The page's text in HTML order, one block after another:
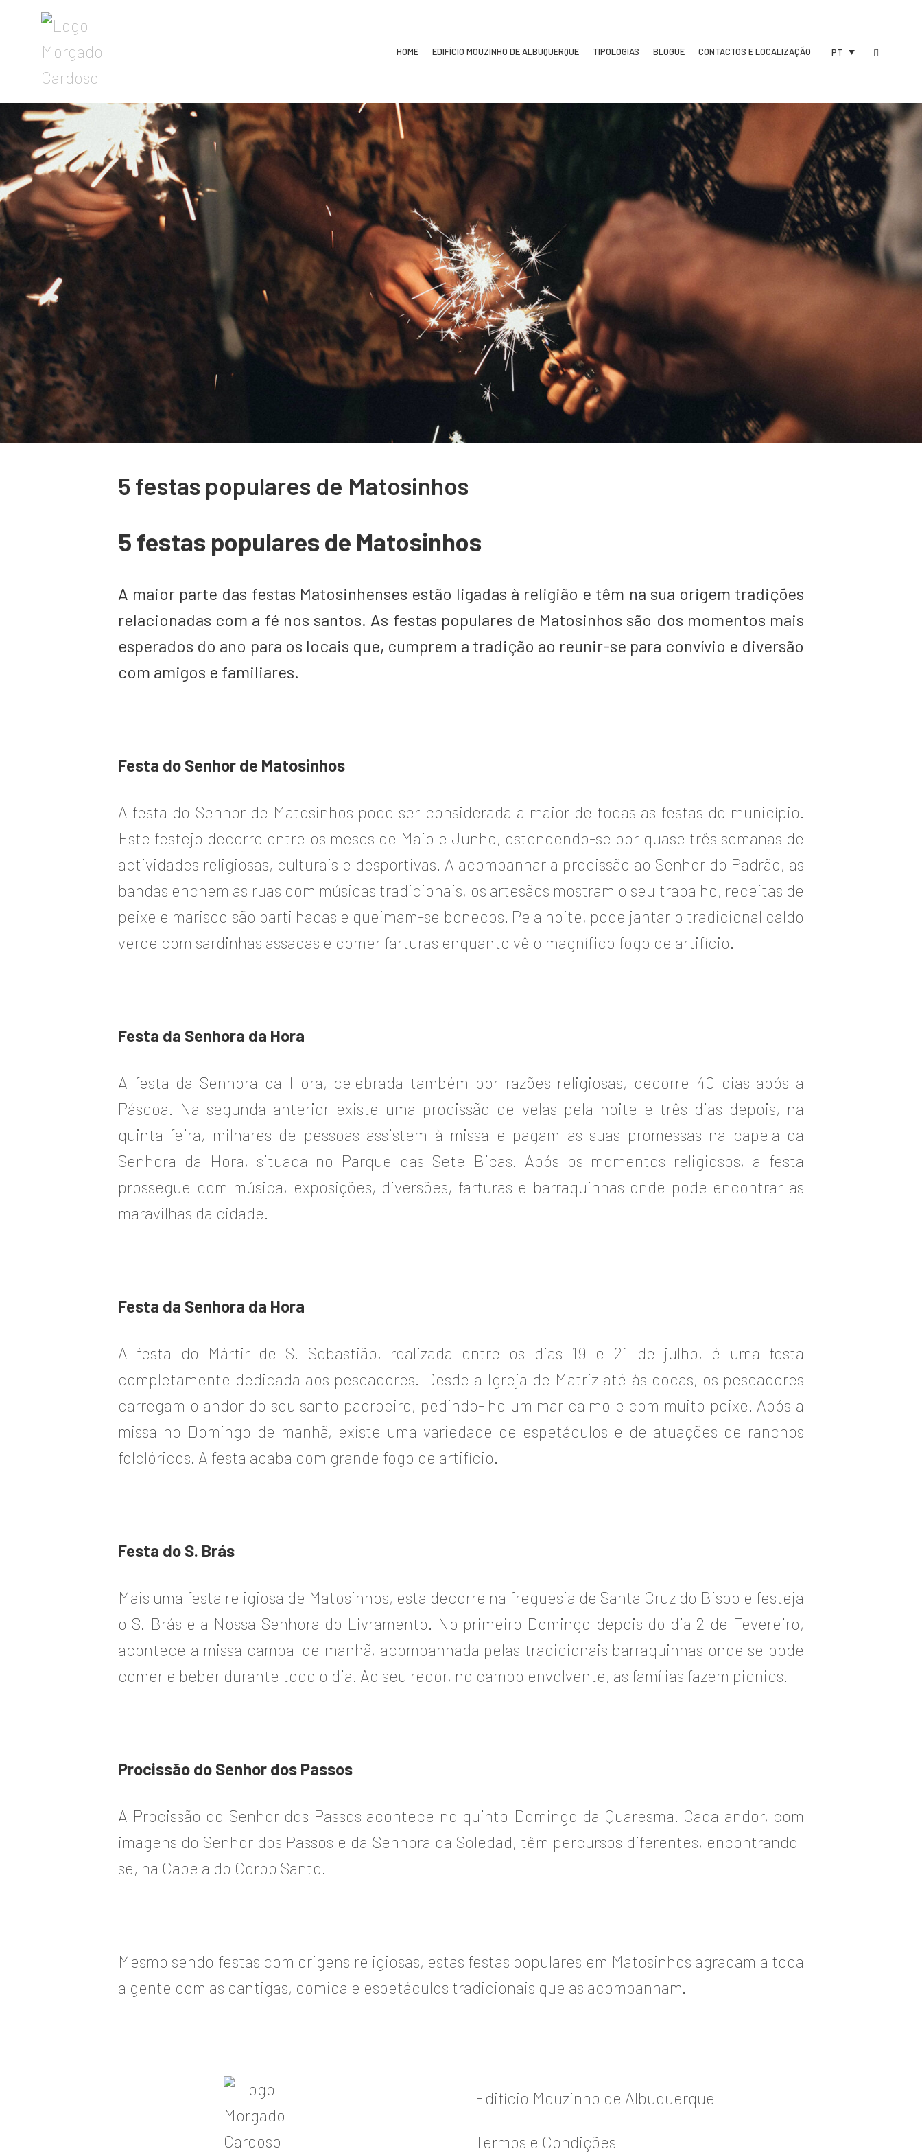
HOME EDIFÍCIO MOUZINHO DE ALBUQUERQUE TIPOLOGIAS BLOGUE CONTACTOS E LOCALIZAÇÃO PT
5 festas populares de Matosinhos
5 festas populares de Matosinhos
A maior parte das festas Matosinhenses estão ligadas à religião e têm na sua origem tradições
relacionadas com a fé nos santos. As festas populares de Matosinhos são dos momentos mais
esperados do ano para os locais que, cumprem a tradição ao reunir-se para convívio e diversão
com amigos e familiares.
Festa do Senhor de Matosinhos
A festa do Senhor de Matosinhos pode ser considerada a maior de todas as festas do município.
Este festejo decorre entre os meses de Maio e Junho, estendendo-se por quase três semanas de
actividades religiosas, culturais e desportivas. A acompanhar a procissão ao Senhor do Padrão, as
bandas enchem as ruas com músicas tradicionais, os artesãos mostram o seu trabalho, receitas de
peixe e marisco são partilhadas e queimam-se bonecos. Pela noite, pode jantar o tradicional caldo
verde com sardinhas assadas e comer farturas enquanto vê o magnífico fogo de artifício.
Festa da Senhora da Hora
A festa da Senhora da Hora, celebrada também por razões religiosas, decorre 40 dias após a
Páscoa. Na segunda anterior existe uma procissão de velas pela noite e três dias depois, na
quinta-feira, milhares de pessoas assistem à missa e pagam as suas promessas na capela da
Senhora da Hora, situada no Parque das Sete Bicas. Após os momentos religiosos, a festa
prossegue com música, exposições, diversões, farturas e barraquinhas onde pode encontrar as
maravilhas da cidade.
Festa da Senhora da Hora
A festa do Mártir de S. Sebastião, realizada entre os dias 19 e 21 de julho, é uma festa
completamente dedicada aos pescadores. Desde a Igreja de Matriz até às docas, os pescadores
carregam o andor do seu santo padroeiro, pedindo-lhe um mar calmo e com muito peixe. Após a
missa no Domingo de manhã, existe uma variedade de espetáculos e de atuações de ranchos
folclóricos. A festa acaba com grande fogo de artifício.
Festa do S. Brás
Mais uma festa religiosa de Matosinhos, esta decorre na freguesia de Santa Cruz do Bispo e festeja
o S. Brás e a Nossa Senhora do Livramento. No primeiro Domingo depois do dia 2 de Fevereiro,
acontece a missa campal de manhã, acompanhada pelas tradicionais barraquinhas onde se pode
comer e beber durante todo o dia. Ao seu redor, no campo envolvente, as famílias fazem picnics.
Procissão do Senhor dos Passos
A Procissão do Senhor dos Passos acontece no quinto Domingo da Quaresma. Cada andor, com
imagens do Senhor dos Passos e da Senhora da Soledad, têm percursos diferentes, encontrando-
se, na Capela do Corpo Santo.
Mesmo sendo festas com origens religiosas, estas festas populares em Matosinhos agradam a toda
a gente com as cantigas, comida e espetáculos tradicionais que as acompanham.
Edifício Mouzinho de Albuquerque
Termos e Condições